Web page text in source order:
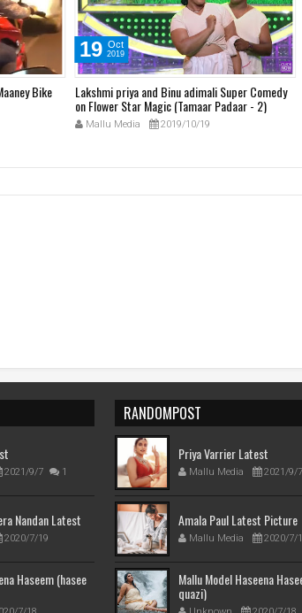
Bike
19 Oct
2019
Lakshmi priya and Binu adimali Super Comedy
on Flower Star Magic (Tamaar Padaar - 2)
Mallu Media 2019/10/19
2021/9/7 1
Nandan Latest
2020/7/19
Haseem (hasee
RANDOMPOST
Priya Varrier Latest
Mallu Media 2021/9/7
Amala Paul Latest Picture
Mallu Media 2020/7/
Mallu Model Haseena
quazi)